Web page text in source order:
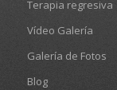
Terapia regresiva
Vídeo Galería
Galería de Fotos
Blog